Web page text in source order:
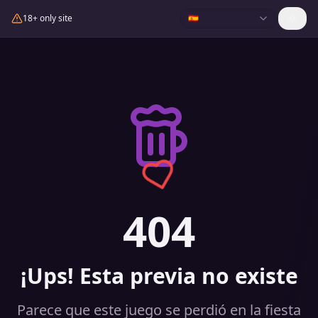
18+ only site 🇪🇸
404
¡Ups! Esta previa no existe
Parece que este juego se perdió en la fiesta